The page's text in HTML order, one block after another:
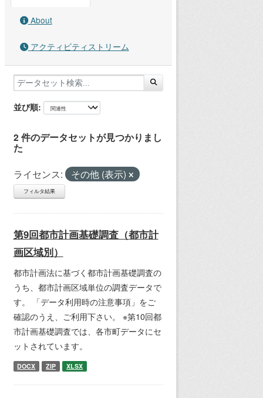
About
アクティビティストリーム
並び順
2 件のデータセットが見つかりまし
た
ライセンス: その他 (表示)
フィルタ結果
第9回都市計画基礎調査（都市計
画区域別）
都市計画法に基づく都市計画基礎調査の
うち、都市計画区域単位の調査データで
す。 「データ利用時の注意事項」をご
確認のうえ、ご利用下さい。 ※第10回都
市計画基礎調査では、各市町データにセ
ットされています。
DOCX ZIP XLSX